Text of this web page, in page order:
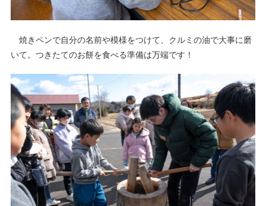
焼きペンで自分の名前や模様をつけて、クルミの油で大事に磨
いて。つきたてのお餅を食べる準備は万端です！